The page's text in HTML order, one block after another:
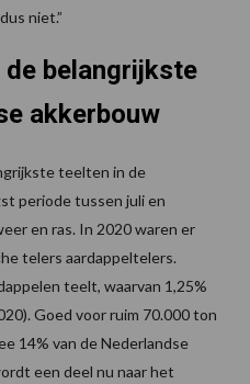
niet.”
de belangrijkste
akkerbouw
teelten in de
periode tussen juli en
en ras. In 2020 waren er
telers aardappeltelers.
teelt, waarvan 1,25%
Goed voor ruim 70.000 ton
14% van de Nederlandse
een deel nu naar het